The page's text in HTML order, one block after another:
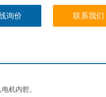
询价 联系我们
机内腔。